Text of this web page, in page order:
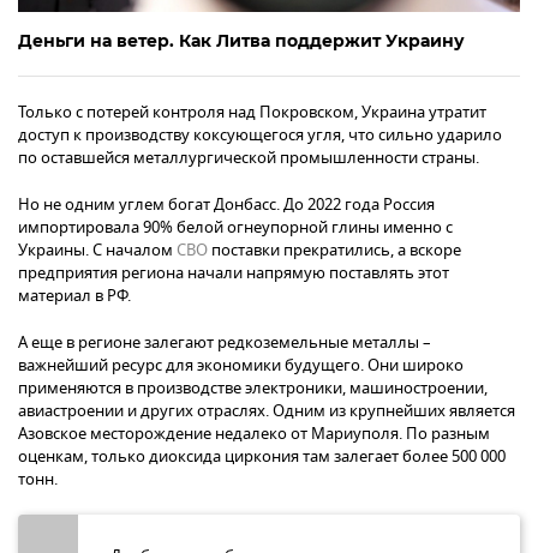
Деньги на ветер. Как Литва поддержит Украину
Только с потерей контроля над Покровском, Украина утратит
доступ к производству коксующегося угля, что сильно ударило
по оставшейся металлургической промышленности страны.
Но не одним углем богат Донбасс. До 2022 года Россия
импортировала 90% белой огнеупорной глины именно с
Украины. С началом СВО поставки прекратились, а вскоре
предприятия региона начали напрямую поставлять этот
материал в РФ.
А еще в регионе залегают редкоземельные металлы –
важнейший ресурс для экономики будущего. Они широко
применяются в производстве электроники, машиностроении,
авиастроении и других отраслях. Одним из крупнейших является
Азовское месторождение недалеко от Мариуполя. По разным
оценкам, только диоксида циркония там залегает более 500 000
тонн.